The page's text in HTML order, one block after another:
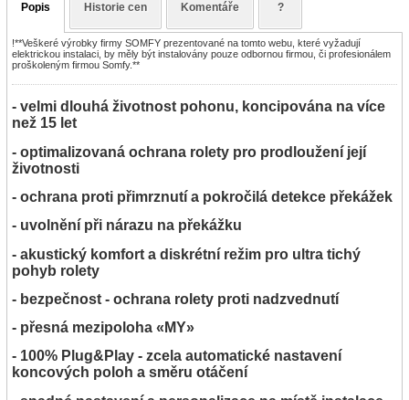
Popis Historie cen Komentáře ?
!**Veškeré výrobky firmy SOMFY prezentované na tomto webu, které vyžadují
elektrickou instalaci, by měly být instalovány pouze odbornou firmou, či profesionálem
proškoleným firmou Somfy.**
- velmi dlouhá životnost pohonu, koncipována na více
než 15 let
- optimalizovaná ochrana rolety pro prodloužení její
životnosti
- ochrana proti přimrznutí a pokročilá detekce překážek
- uvolnění při nárazu na překážku
- akustický komfort a diskrétní režim pro ultra tichý
pohyb rolety
- bezpečnost - ochrana rolety proti nadzvednutí
- přesná mezipoloha «MY»
- 100% Plug&Play - zcela automatické nastavení
koncových poloh a směru otáčení